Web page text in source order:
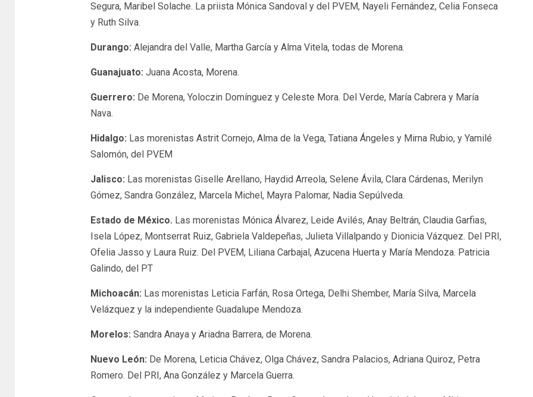
Segura, Maribel Solache. La priista Mónica Sandoval y del PVEM, Nayeli Fernández, Celia Fonseca
y Ruth Silva.
Durango: Alejandra del Valle, Martha García y Alma Vitela, todas de Morena.
Guanajuato: Juana Acosta, Morena.
Guerrero: De Morena, Yoloczin Domínguez y Celeste Mora. Del Verde, María Cabrera y María
Nava.
Hidalgo: Las morenistas Astrit Cornejo, Alma de la Vega, Tatiana Ángeles y Mirna Rubio, y Yamilé
Salomón, del PVEM
Jalisco: Las morenistas Giselle Arellano, Haydid Arreola, Selene Ávila, Clara Cárdenas, Merilyn
Gómez, Sandra González, Marcela Michel, Mayra Palomar, Nadia Sepúlveda.
Estado de México. Las morenistas Mónica Álvarez, Leide Avilés, Anay Beltrán, Claudia Garfias,
Isela López, Montserrat Ruiz, Gabriela Valdepeñas, Julieta Villalpando y Dionicia Vázquez. Del PRI,
Ofelia Jasso y Laura Ruiz. Del PVEM, Liliana Carbajal, Azucena Huerta y María Mendoza. Patricia
Galindo, del PT
Michoacán: Las morenistas Leticia Farfán, Rosa Ortega, Delhi Shember, María Silva, Marcela
Velázquez y la independiente Guadalupe Mendoza.
Morelos: Sandra Anaya y Ariadna Barrera, de Morena.
Nuevo León: De Morena, Leticia Chávez, Olga Chávez, Sandra Palacios, Adriana Quiroz, Petra
Romero. Del PRI, Ana González y Marcela Guerra.